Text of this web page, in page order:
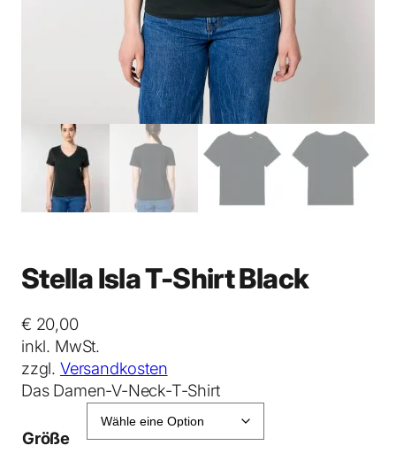
Stella Isla T-Shirt Black
€ 20,00
inkl. MwSt.
zzgl. Versandkosten
Das Damen-V-Neck-T-Shirt
Größe